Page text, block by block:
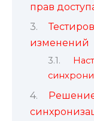
прав
изменений